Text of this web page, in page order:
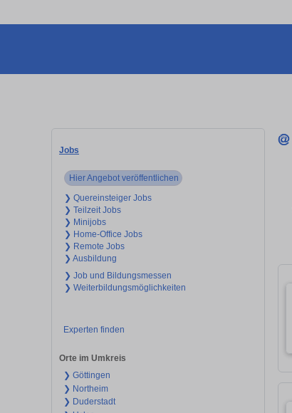
Jobs
Hier Angebot veröffentlichen
❯ Quereinsteiger Jobs
❯ Teilzeit Jobs
❯ Minijobs
❯ Home-Office Jobs
❯ Remote Jobs
❯ Ausbildung
❯ Job und Bildungsmessen
❯ Weiterbildungsmöglichkeiten
Experten finden
Orte im Umkreis
❯ Göttingen
❯ Northeim
❯ Duderstadt